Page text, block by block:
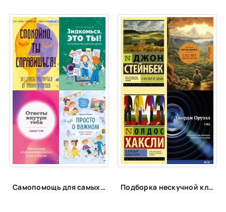
Самопомощь для самых маленьких Подборка нескучной классики